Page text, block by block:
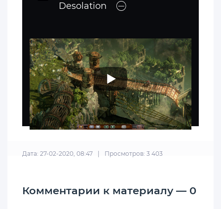
Desolation
Дата: 27-02-2020, 08:47 Просмотров: 3 403
Комментарии к материалу — 0